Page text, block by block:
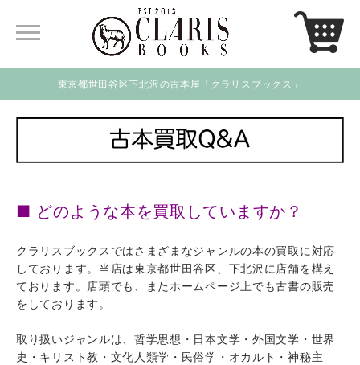
東京都世田谷区下北沢の古本屋「クラリスブックス」
■ どのような本を買取していますか？
クラリスブックスではさまざまなジャンルの本の買取に対応
しております。当店は東京都世田谷区、下北沢に店舗を構え
ております。店頭でも、またホームページ上でも古書の販売
をしております。
取り扱いジャンルは、哲学思想・日本文学・外国文学・世界
史・キリスト教・文化人類学・民俗学・オカルト・神秘主